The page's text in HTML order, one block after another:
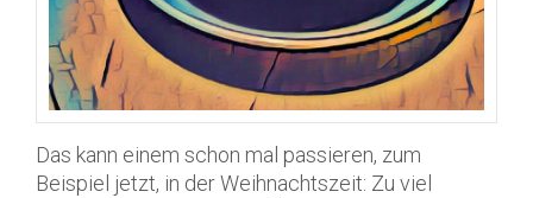
Das kann einem schon mal passieren, zum
Beispiel jetzt, in der Weihnachtszeit: Zu viel